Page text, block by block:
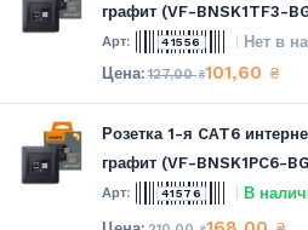
графит (VF-BNSK1TF3-
41556 Нет в
127,00₴101,60 ₴
Розетка 1-я CAT6
графит (VF-BNSK1PC6-
41576 В